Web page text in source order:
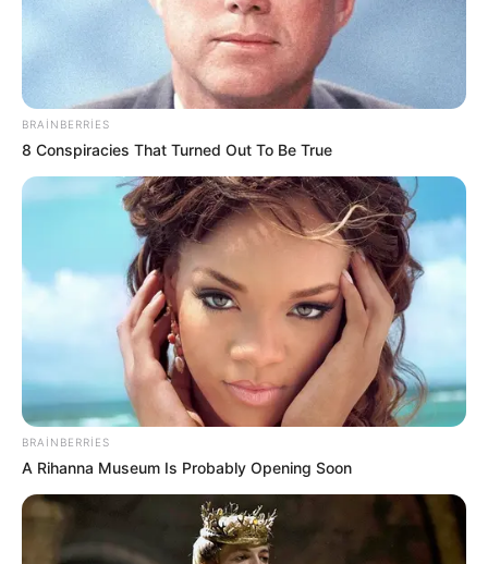
11:05 / 07 İyul 2026
Səhnəyə çıxmaq üçün adını dəyişən
aktrisanın maraqlı həyat hekayəsi
462
BRAINBERRIES
8 Conspiracies That Turned Out To Be True
BRAINBERRIES
A Rihanna Museum Is Probably Opening Soon